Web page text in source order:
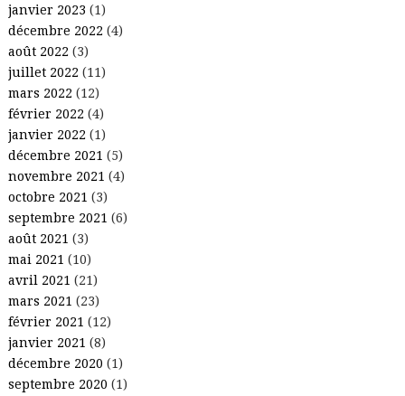
janvier 2023 (1)
décembre 2022 (4)
août 2022 (3)
juillet 2022 (11)
mars 2022 (12)
février 2022 (4)
janvier 2022 (1)
décembre 2021 (5)
novembre 2021 (4)
octobre 2021 (3)
septembre 2021 (6)
août 2021 (3)
mai 2021 (10)
avril 2021 (21)
mars 2021 (23)
février 2021 (12)
janvier 2021 (8)
décembre 2020 (1)
septembre 2020 (1)